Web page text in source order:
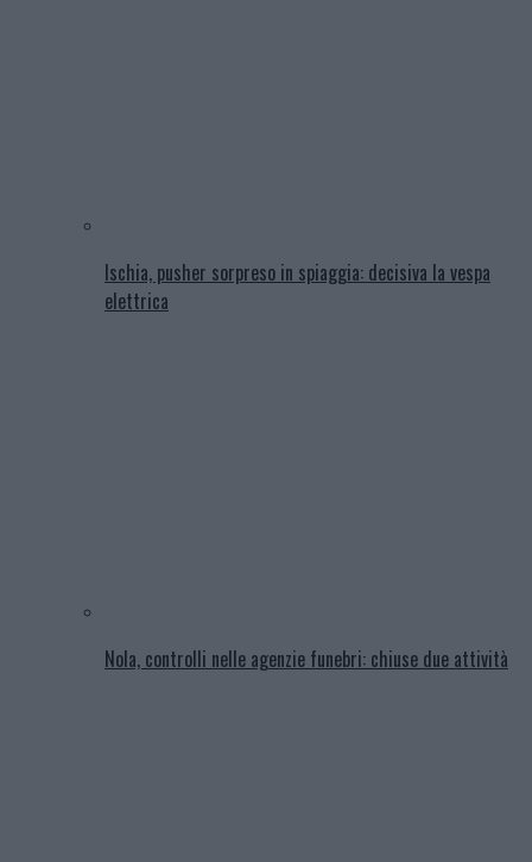
Ischia, pusher sorpreso in spiaggia: decisiva la vespa
elettrica
Nola, controlli nelle agenzie funebri: chiuse due attività